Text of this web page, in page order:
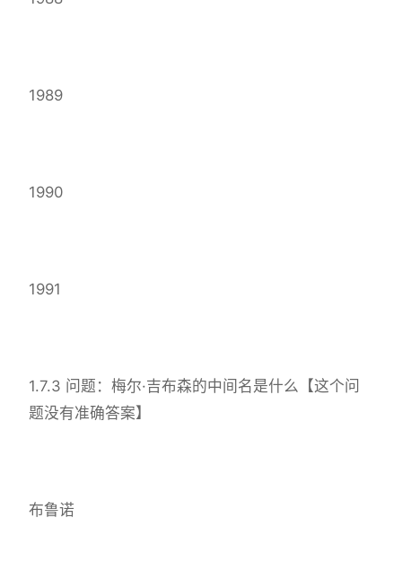
1989
1990
1991
1.7.3 问题：梅尔·吉布森的中间名是什么【这个问
题没有准确答案】
布鲁诺